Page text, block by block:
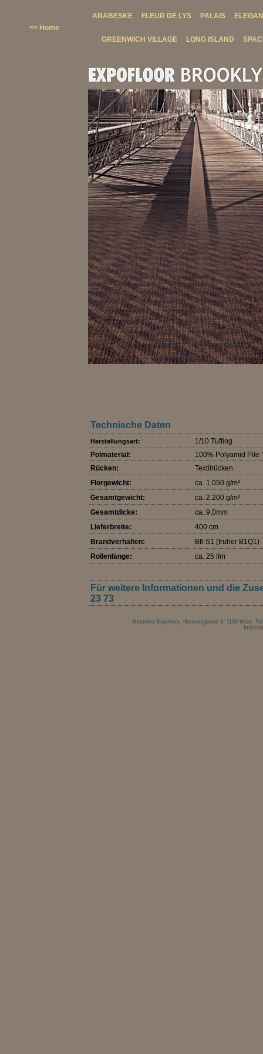
<< Home
ARABESKE FLEUR DE LYS PALAIS
GREENWICH VILLAGE LONG ISLAND
Technische Daten
Herstellungsart:
1/10 Tufting
Polmaterial:
100% Polyamid Pile
Rücken:
Textilrücken
Florgewicht:
ca. 1.050 g/m²
Gesamtgewicht:
ca. 2.200 g/m²
Gesamtdicke:
ca. 9,0mm
Lieferbreite:
400 cm
Brandverhalten:
Bfl-S1 (früher B1Q1)
Rollenlänge:
ca. 25 lfm
Für weitere Informationen und die
23 73
Hestema Expofloor, Neusetzgasse 3, 1100 Wien.